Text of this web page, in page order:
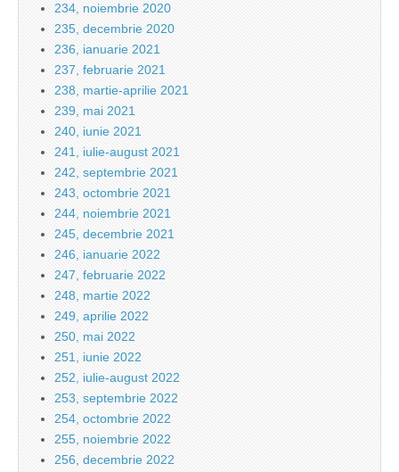
234, noiembrie 2020
235, decembrie 2020
236, ianuarie 2021
237, februarie 2021
238, martie-aprilie 2021
239, mai 2021
240, iunie 2021
241, iulie-august 2021
242, septembrie 2021
243, octombrie 2021
244, noiembrie 2021
245, decembrie 2021
246, ianuarie 2022
247, februarie 2022
248, martie 2022
249, aprilie 2022
250, mai 2022
251, iunie 2022
252, iulie-august 2022
253, septembrie 2022
254, octombrie 2022
255, noiembrie 2022
256, decembrie 2022